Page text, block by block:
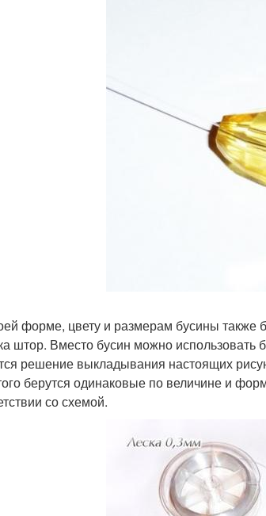
форме, цвету и размерам бусины
штор. Вместо бусин можно
решение выкладывания настоящих
берутся одинаковые по величине и
со схемой.